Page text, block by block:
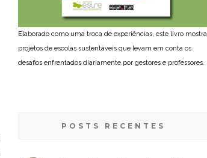
Elaborado como uma troca de experiências, este livro mostra
projetos de escolas sustentáveis que levam em conta os
desafios enfrentados diariamente por gestores e professores.
POSTS RECENTES